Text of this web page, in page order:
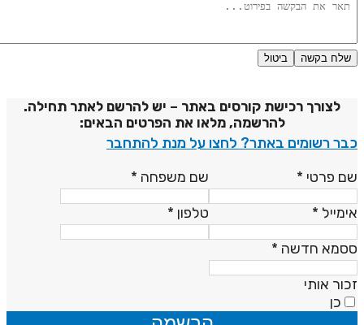
שלח בקשה ביטול
לצורך רכישת קורסים באתר – יש להרשם לאתר תחילה.
להרשמה, מלאו את הפרטים הבאים:
רשומים באתר? לחצו על מנת להתחבר
פרטי* שם משפחה*
* טלפון*
חדשה*
אותי
כן